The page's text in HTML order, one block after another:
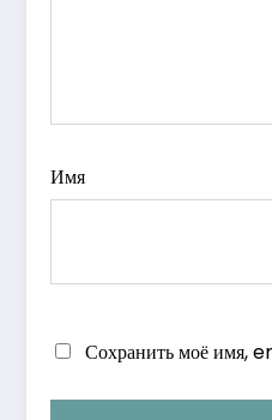
Имя
Сохранить моё имя,